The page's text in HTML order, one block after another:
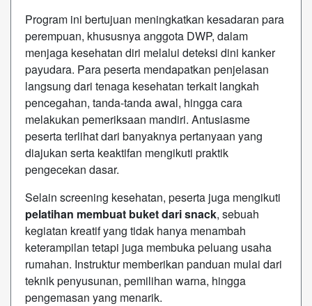
Program ini bertujuan meningkatkan kesadaran para
perempuan, khususnya anggota DWP, dalam
menjaga kesehatan diri melalui deteksi dini kanker
payudara. Para peserta mendapatkan penjelasan
langsung dari tenaga kesehatan terkait langkah
pencegahan, tanda-tanda awal, hingga cara
melakukan pemeriksaan mandiri. Antusiasme
peserta terlihat dari banyaknya pertanyaan yang
diajukan serta keaktifan mengikuti praktik
pengecekan dasar.
Selain screening kesehatan, peserta juga mengikuti
pelatihan membuat buket dari snack, sebuah
kegiatan kreatif yang tidak hanya menambah
keterampilan tetapi juga membuka peluang usaha
rumahan. Instruktur memberikan panduan mulai dari
teknik penyusunan, pemilihan warna, hingga
pengemasan yang menarik.